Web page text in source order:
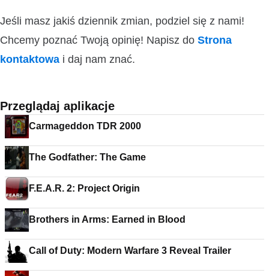
Jeśli masz jakiś dziennik zmian, podziel się z nami!
Chcemy poznać Twoją opinię! Napisz do Strona
kontaktowa i daj nam znać.
Przeglądaj aplikacje
Carmageddon TDR 2000
The Godfather: The Game
F.E.A.R. 2: Project Origin
Brothers in Arms: Earned in Blood
Call of Duty: Modern Warfare 3 Reveal Trailer